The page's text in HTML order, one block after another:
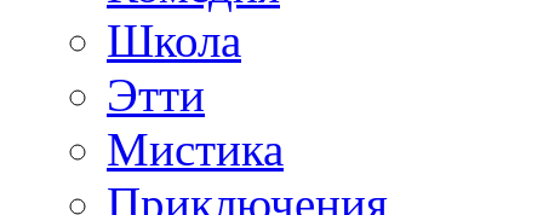
Школа
Этти
Мистика
Приключения